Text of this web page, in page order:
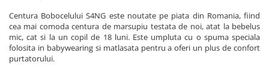
Centura Bobocelului S4NG este noutate pe piata din Romania, fiind
cea mai comoda centura de marsupiu testata de noi, atat la bebelus
mic, cat si la un copil de 18 luni. Este umpluta cu o spuma speciala
folosita in babywearing si matlasata pentru a oferi un plus de confort
purtatorului.